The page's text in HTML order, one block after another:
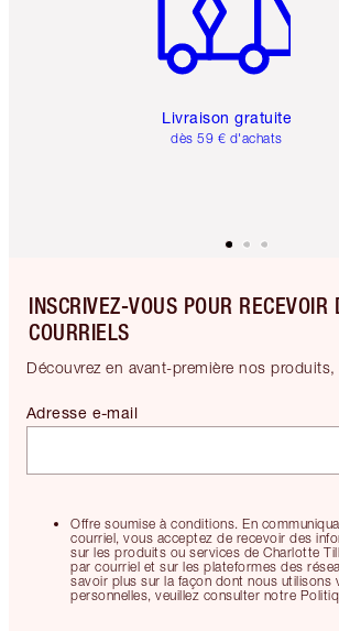
Livraison gratuite
dès 59 € d'achats
INSCRIVEZ-VOUS POUR RECEVOIR
COURRIELS
Découvrez en avant-première nos
Offre soumise à conditions. En
courriel, vous acceptez de recevoir des
sur les produits ou services de Charlotte
par courriel et sur les plateformes des
savoir plus sur la façon dont nous utilisons
personnelles, veuillez consulter notre
Adresse e-mail